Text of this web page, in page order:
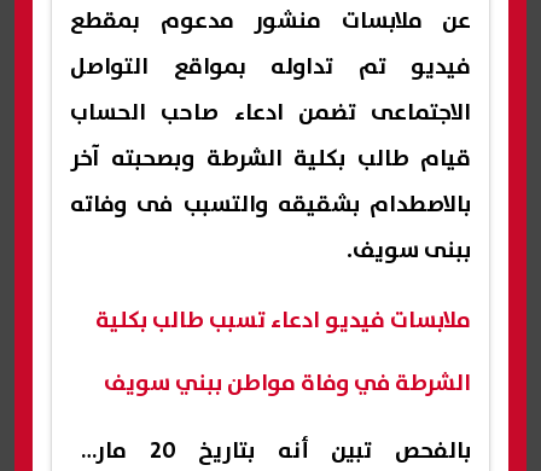
عن ملابسات منشور مدعوم بمقطع
فيديو تم تداوله بمواقع التواصل
الاجتماعى تضمن ادعاء صاحب الحساب
قيام طالب بكلية الشرطة وبصحبته آخر
بالاصطدام بشقيقه والتسبب فى وفاته
ببنى سويف.
ملابسات فيديو ادعاء تسبب طالب بكلية
الشرطة في وفاة مواطن ببني سويف
بالفحص تبين أنه بتاريخ 20 مارس